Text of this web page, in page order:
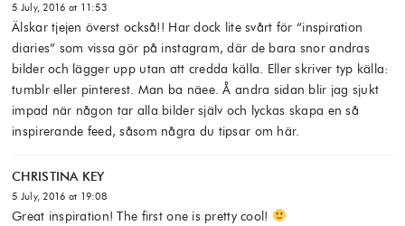
5 July, 2016 at 11:53
Älskar tjejen överst också!! Har dock lite svårt för “inspiration
diaries” som vissa gör på instagram, där de bara snor andras
bilder och lägger upp utan att credda källa. Eller skriver typ källa:
tumblr eller pinterest. Man ba näee. Å andra sidan blir jag sjukt
impad när någon tar alla bilder själv och lyckas skapa en så
inspirerande feed, såsom några du tipsar om här.
CHRISTINA KEY
5 July, 2016 at 19:08
Great inspiration! The first one is pretty cool!